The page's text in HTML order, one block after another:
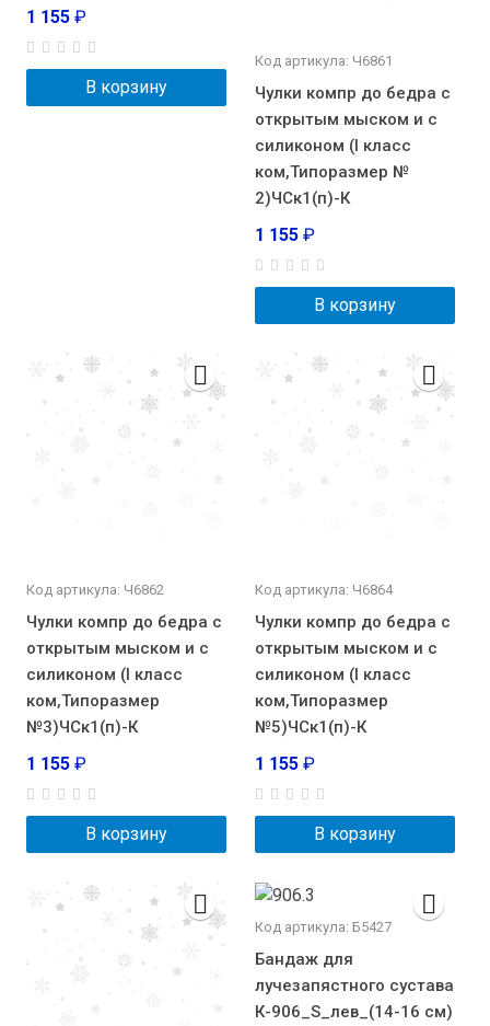
1 155 ₽
В корзину
Код артикула: Ч6861
Чулки компр до бедра с
открытым мыском и с
силиконом (I класс
ком,Типоразмер №
2)ЧСк1(п)-К
1 155 ₽
В корзину
Код артикула: Ч6862
Чулки компр до бедра с
открытым мыском и с
силиконом (I класс
ком,Типоразмер
№3)ЧСк1(п)-К
1 155 ₽
В корзину
Код артикула: Ч6864
Чулки компр до бедра с
открытым мыском и с
силиконом (I класс
ком,Типоразмер
№5)ЧСк1(п)-К
1 155 ₽
В корзину
Код артикула: Б5427
Бандаж для
лучезапястного сустава
К-906_S_лев_(14-16 см)